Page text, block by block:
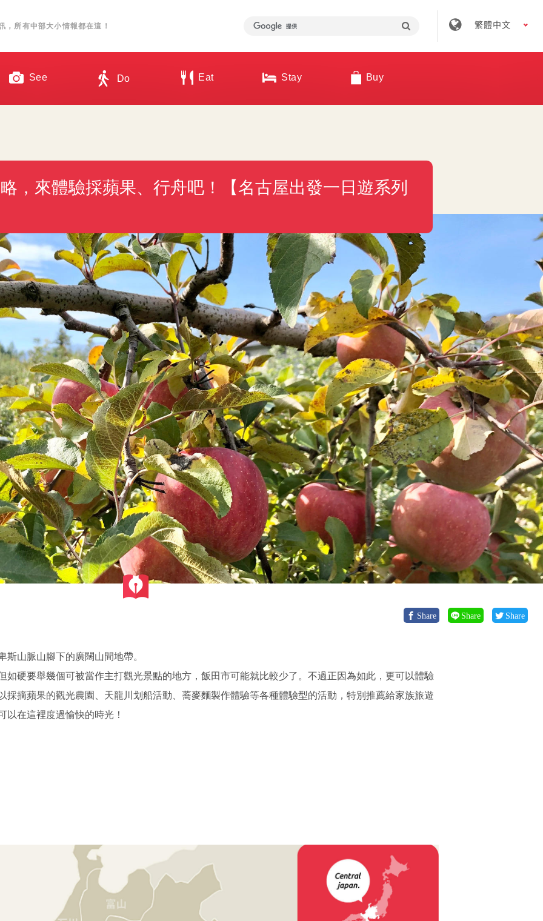
，所有中部大小情報都在這！ 繁體中文
See Do Eat Stay Buy
，來體驗採蘋果、行舟吧！【名古屋出發一日遊系列
Share Share Share
山脈山腳下的廣闊山間地帶。
如硬要舉幾個可被當作主打觀光景點的地方，飯田市可能就比較少了。不過正因為如此，更可以體驗
採摘蘋果的觀光農園、天龍川划船活動、蕎麥麵製作體驗等各種體驗型的活動，特別推薦給家族旅遊
以在這裡度過愉快的時光！